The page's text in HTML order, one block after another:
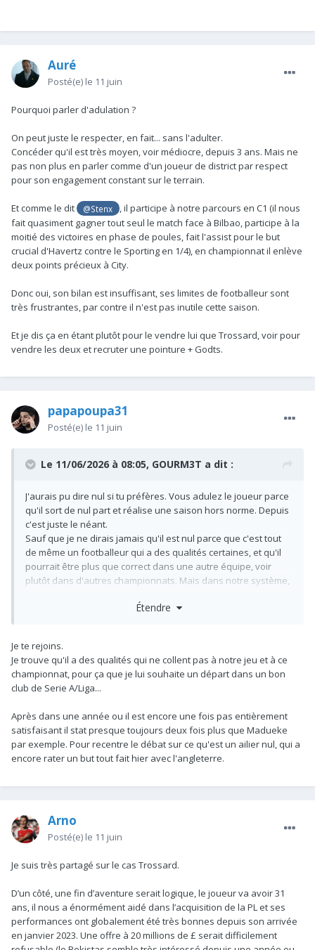
Auré
Posté(e) le 11 juin
Pourquoi parler d'adulation ?
On peut juste le respecter, en fait... sans l'adulter.
Concéder qu'il est très moyen, voir médiocre, depuis 3 ans. Mais ne
pas non plus en parler comme d'un joueur de district par respect
pour son engagement constant sur le terrain.
Et comme le dit @Stenx
, il participe à notre parcours en C1 (il nous
fait quasiment gagner tout seul le match face à Bilbao, participe à la
moitié des victoires en phase de poules, fait l'assist pour le but
crucial d'Havertz contre le Sporting en 1/4), en championnat il enlève
deux points précieux à City.
Donc oui, son bilan est insuffisant, ses limites de footballeur sont
très frustrantes, par contre il n'est pas inutile cette saison.
Et je dis ça en étant plutôt pour le vendre lui que Trossard, voir pour
vendre les deux et recruter une pointure + Godts.
papapoupa31
Posté(e) le 11 juin
Le 11/06/2026 à 08:05, GOURM3T a dit :
J'aurais pu dire nul si tu préfères. Vous adulez le joueur parce
qu'il sort de nul part et réalise une saison hors norme. Depuis
c'est juste le néant.
Sauf que je ne dirais jamais qu'il est nul parce que c'est tout
de même un footballeur qui a des qualités certaines, et qu'il
pourrait être plus que correct dans une autre équipe, voir
plutôt dans d'autres championnats. Mais dans notre système,
pas du tout les qualités ou l'intelligence pour nous apporter
Étendre
Je te rejoins.
Je trouve qu'il a des qualités qui ne collent pas à notre jeu et à ce
championnat, pour ça que je lui souhaite un départ dans un bon
club de Serie A/Liga...
Après dans une année ou il est encore une fois pas entièrement
satisfaisant il stat presque toujours deux fois plus que Madueke
par exemple. Pour recentre le débat sur ce qu'est un ailier nul, qui a
encore rater un but tout fait hier avec l'angleterre.
Arno
Posté(e) le 11 juin
Je suis très partagé sur le cas Trossard.
D’un côté, une fin d’aventure serait logique, le joueur va avoir 31
ans, il nous a énormément aidé dans l’acquisition de la PL et ses
performances ont globalement été très bonnes depuis son arrivée
en janvier 2023. Une offre à 20 millions de £ serait difficilement